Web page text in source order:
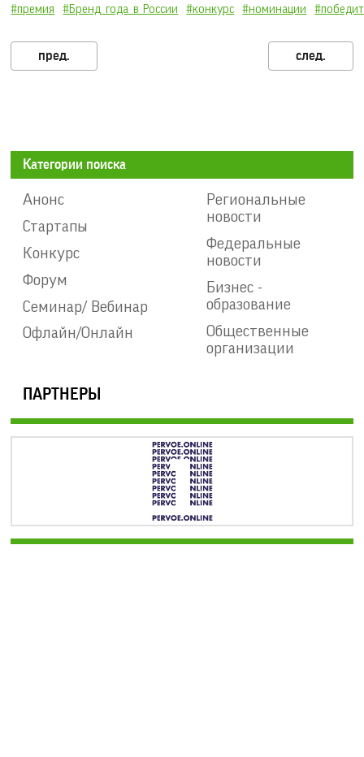
#премия #Бренд_года_в_России #конкурс #номинации
Категории поиска
Анонс
Стартапы
Конкурс
Форум
Семинар/ Вебинар
Офлайн/Онлайн
Региональные
новости
Федеральные
новости
Бизнес -
образование
Общественные
организации
ПАРТНЕРЫ